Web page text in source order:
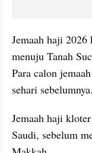
Jemaah haji
menuju Tanah
Para calon
sehari sebelumnya.
Jemaah haji
Saudi, sebelum